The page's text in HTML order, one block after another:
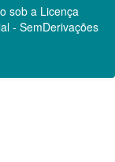
sob a Licença
- SemDerivações